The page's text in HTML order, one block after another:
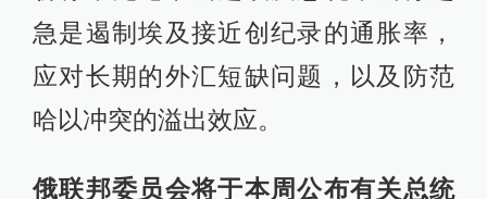
自己将再度竞选新一届总统。据此前
报道，塞西于2014年首次赢得总统选
举，2018年再次当选。
据参考消息援引路透社报道，本次大